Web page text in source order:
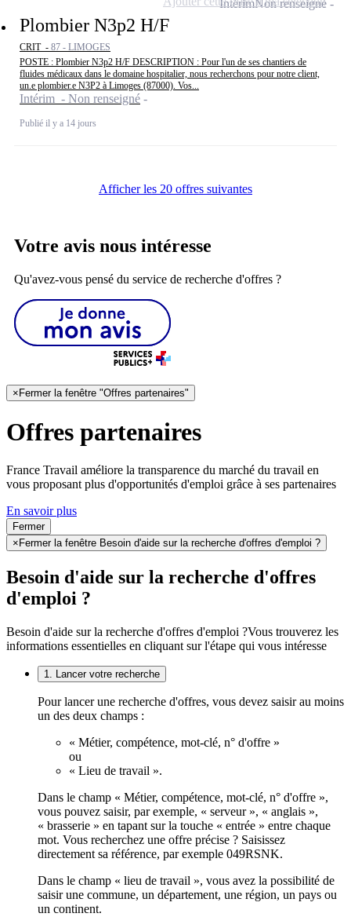
Plombier N3p2 H/F
CRIT - 87 - LIMOGES
POSTE : Plombier N3p2 H/F DESCRIPTION : Pour l'un de ses chantiers de
fluides médicaux dans le domaine hospitalier, nous recherchons pour notre client,
un.e plombier.e N3P2 à Limoges (87000). Vos...
Intérim - Non renseigné
Publié il y a 14 jours
IntérimNon renseigné
Afficher les 20 offres suivantes
Votre avis nous intéresse
Qu'avez-vous pensé du service de recherche d'offres ?
×Fermer la fenêtre "Offres partenaires"
Offres partenaires
France Travail améliore la transparence du marché du travail en
vous proposant plus d'opportunités d'emploi grâce à ses partenaires
En savoir plus
Fermer
× Fermer la fenêtre Besoin d'aide sur la recherche d'offres d'emploi ?
Besoin d'aide sur la recherche d'offres
d'emploi ?
Besoin d'aide sur la recherche d'offres d'emploi ?Vous trouverez les
informations essentielles en cliquant sur l'étape qui vous intéresse
1. Lancer votre recherche
Pour lancer une recherche d'offres, vous devez saisir au moins
un des deux champs :
« Métier, compétence, mot-clé, n° d'offre »
ou
« Lieu de travail ».
Dans le champ « Métier, compétence, mot-clé, n° d'offre »,
vous pouvez saisir, par exemple, « serveur », « anglais »,
« brasserie » en tapant sur la touche « entrée » entre chaque
mot. Vous recherchez une offre précise ? Saisissez
directement sa référence, par exemple 049RSNK.
Dans le champ « lieu de travail », vous avez la possibilité de
saisir une commune, un département, une région, un pays ou
un continent.